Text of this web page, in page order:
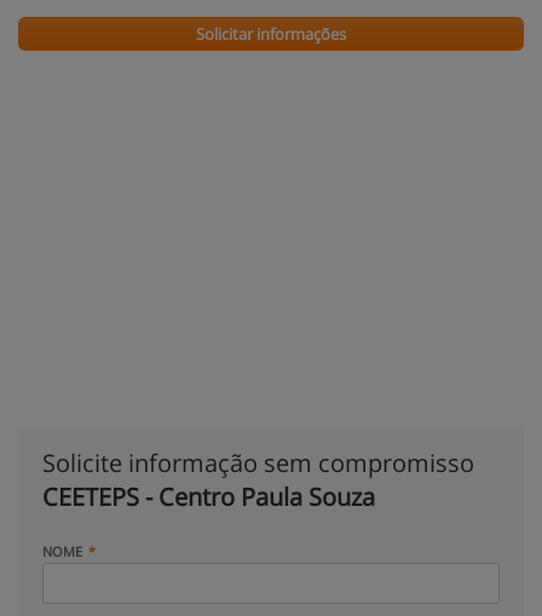
Solicitar informações
Solicite informação sem compromisso
CEETEPS - Centro Paula Souza
NOME